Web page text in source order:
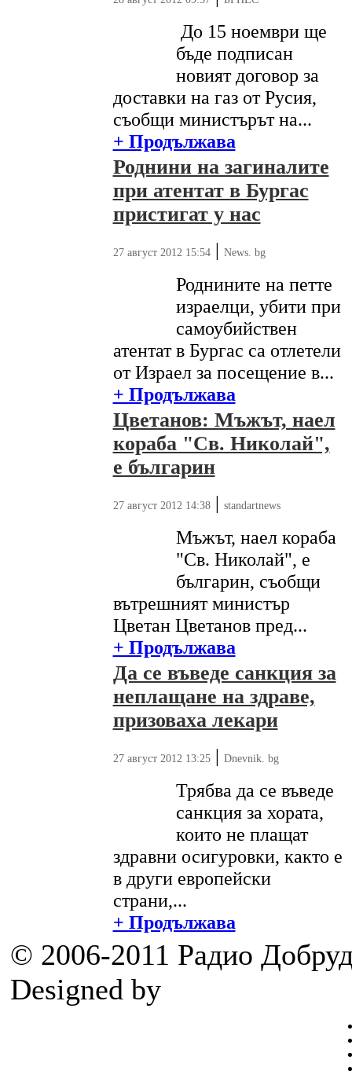
До 15 ноември ще
бъде подписан
новият договор за
доставки на газ от Русия,
съобщи министърът на...
+ Продължава
Роднини на загиналите
при атентат в Бургас
пристигат у нас
27 август 2012 15:54| News. bg
Роднините на петте
израелци, убити при
самоубийствен
атентат в Бургас са отлетели
от Израел за посещение в...
+ Продължава
Цветанов: Мъжът, наел
кораба "Св. Николай",
е българин
27 август 2012 14:38| standartnews
Мъжът, наел кораба
"Св. Николай", е
българин, съобщи
вътрешният министър
Цветан Цветанов пред...
+ Продължава
Да се въведе санкция за
неплащане на здраве,
призоваха лекари
27 август 2012 13:25| Dnevnik. bg
Трябва да се въведе
санкция за хората,
които не плащат
здравни осигуровки, както е
в други европейски
страни,...
+ Продължава
© 2006-2011 Радио
Designed by